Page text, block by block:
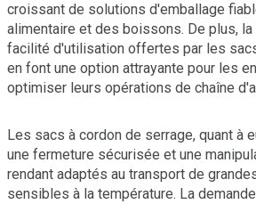
croissant de solutions d'emballage
alimentaire et des boissons. De plus,
facilité d'utilisation offertes par les
en font une option attrayante pour les
optimiser leurs opérations de chaîne
Les sacs à cordon de serrage, quant à
une fermeture sécurisée et une
rendant adaptés au transport de
sensibles à la température. La